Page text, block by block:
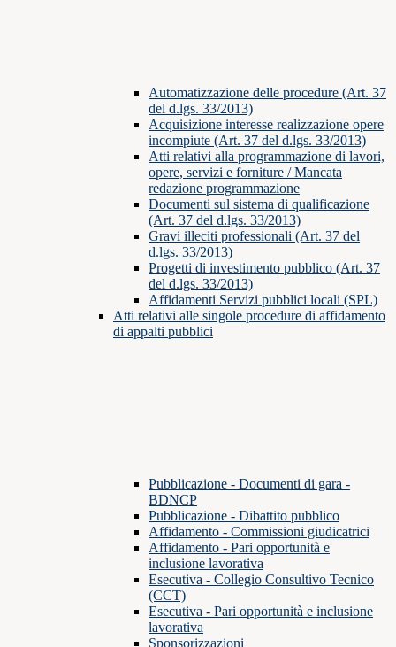
Automatizzazione delle procedure (Art. 37
del d.lgs. 33/2013)
Acquisizione interesse realizzazione opere
incompiute (Art. 37 del d.lgs. 33/2013)
Atti relativi alla programmazione di lavori,
opere, servizi e forniture / Mancata
redazione programmazione
Documenti sul sistema di qualificazione
(Art. 37 del d.lgs. 33/2013)
Gravi illeciti professionali (Art. 37 del
d.lgs. 33/2013)
Progetti di investimento pubblico (Art. 37
del d.lgs. 33/2013)
Affidamenti Servizi pubblici locali (SPL)
Atti relativi alle singole procedure di affidamento
di appalti pubblici
Pubblicazione - Documenti di gara -
BDNCP
Pubblicazione - Dibattito pubblico
Affidamento - Commissioni giudicatrici
Affidamento - Pari opportunità e
inclusione lavorativa
Esecutiva - Collegio Consultivo Tecnico
(CCT)
Esecutiva - Pari opportunità e inclusione
lavorativa
Sponsorizzazioni